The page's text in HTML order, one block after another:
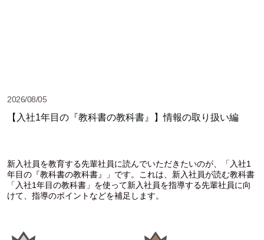
2026/08/05
【入社1年目の『教科書の教科書』】情報の取り扱い編
新入社員を教育する先輩社員に読んでいただきたいのが、「入社1
年目の『教科書の教科書』」です。これは、新入社員が読む教科書
「入社1年目の教科書」を使って新入社員を指導する先輩社員に向
けて、指導のポイントなどを補足します。